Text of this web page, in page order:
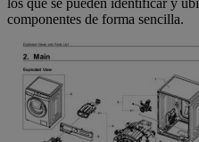
componentes de forma sencilla.